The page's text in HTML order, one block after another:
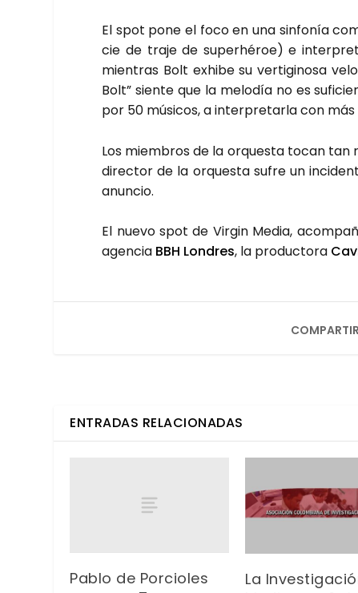
El spot pone el foco en una sin­fo­nía
cie de tra­je de super­hé­roe) e
mien­tras Bolt exhi­be su ver­ti­gi­no­sa
Bolt” sien­te que la melo­día no es
por 50 músi­cos, a inter­pre­tar­la con más
Los miem­bros de la orques­ta tocan tan
direc­tor de la orques­ta sufre un
anun­cio.
El nue­vo spot de Vir­gin Media,
agen­cia BBH Lon­dres, la pro­duc­to­ra
ENTRADAS RELACIONADAS
Pablo de Porcioles
La